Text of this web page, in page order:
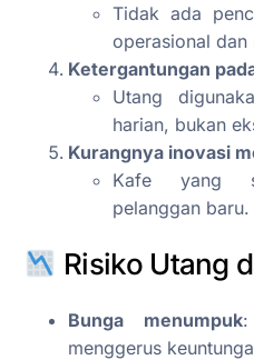
Tidak ada
operasional dan
Ketergantungan
Utang
harian, bukan
Kurangnya inovasi
Kafe yang
pelanggan baru.
Risiko Utang
Bunga menumpuk:
menggerus